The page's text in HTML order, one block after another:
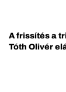
A frissítés a
Tóth Olivér